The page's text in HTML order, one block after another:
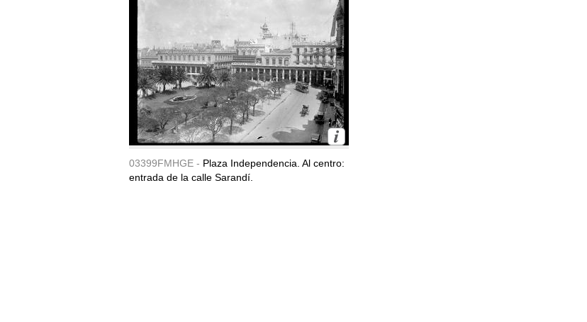
03399FMHGE - Plaza Independencia. Al centro:
entrada de la calle Sarandí.